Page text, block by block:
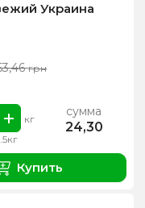
Украина
грн
кг сумма
24,30
Купить